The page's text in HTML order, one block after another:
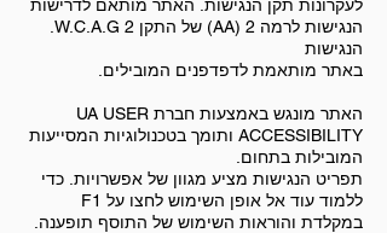
לעקרונות תקן הנגישות. האתר מותאם לדרישות
הנגישות
באתר מותאמת לדפדפנים המובילים.
האתר מונגש באמצעות חברת UA USER
ACCESSIBILITY ותומך בטכנולוגיות המסייעות
המובילות בתחום.
תפריט הנגישות מציע מגוון של אפשרויות. כדי
ללמוד עוד אל אופן השימוש לחצו על F1
במקלדת והוראות השימוש של התוסף תופענה.